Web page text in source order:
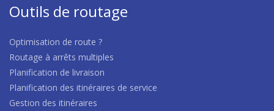
Outils de routage
Optimisation de route ?
Routage à arrêts multiples
Planification de livraison
Planification des itinéraires de service
Gestion des itinéraires